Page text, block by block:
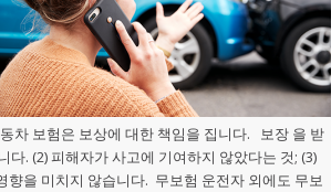
차 보험은 보상에 대한 책임을 집니다. 보장 을 받
. (2) 피해자가 사고에 기여하지 않았다는 것; (3)
을 미치지 않습니다. 무보험 운전자 외에도 무보